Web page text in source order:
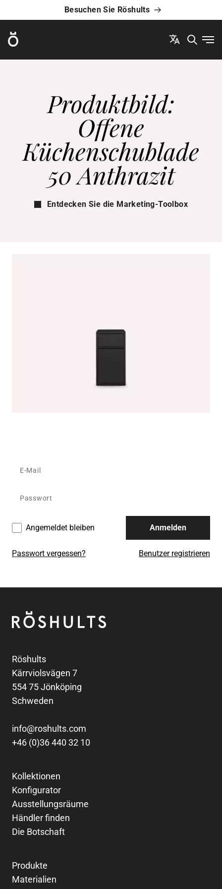
Besuchen Sie Röshults
Röshults
Produktbild:
Offene
Küchenschublade
50 Anthrazit
Entdecken Sie die Marketing-Toolbox
Angemeldet bleiben Anmelden
Passwort vergessen? Benutzer registrieren
Röshults
Röshults
Kärrviolsvägen 7
554 75 Jönköping
Schweden
info@roshults.com
+46 (0)36 440 32 10
Kollektionen
Konfigurator
Ausstellungsräume
Händler finden
Die Botschaft
Produkte
Materialien